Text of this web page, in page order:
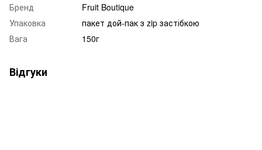
Бренд
Fruit Boutique
Упаковка
пакет дой-пак з zip застібкою
Вага
150г
Відгуки